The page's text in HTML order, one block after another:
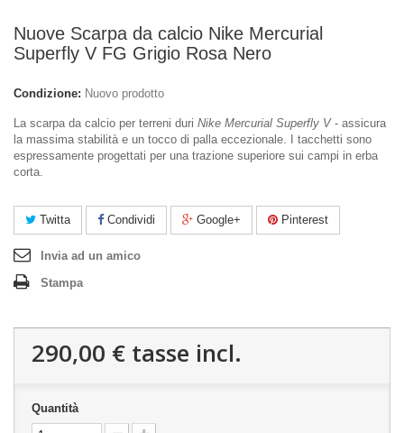
Nuove Scarpa da calcio Nike Mercurial
Superfly V FG Grigio Rosa Nero
Condizione: Nuovo prodotto
La scarpa da calcio per terreni duri Nike Mercurial Superfly V- assicura
la massima stabilità e un tocco di palla eccezionale. I tacchetti sono
espressamente progettati per una trazione superiore sui campi in erba
corta.
Twitta Condividi Google+ Pinterest
Invia ad un amico
Stampa
290,00 € tasse incl.
Quantità